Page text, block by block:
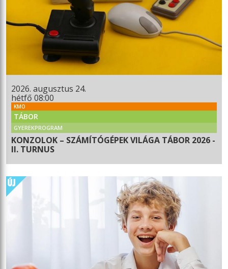
2026. augusztus 24.
hétfő 08:00
KMO
TÁBOR
GYEREKPROGRAM
KONZOLOK – SZÁMÍTÓGÉPEK VILÁGA TÁBOR 2026 -
II. TURNUS